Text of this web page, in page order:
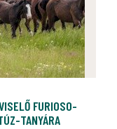
FURIOSO-
TANYÁRA